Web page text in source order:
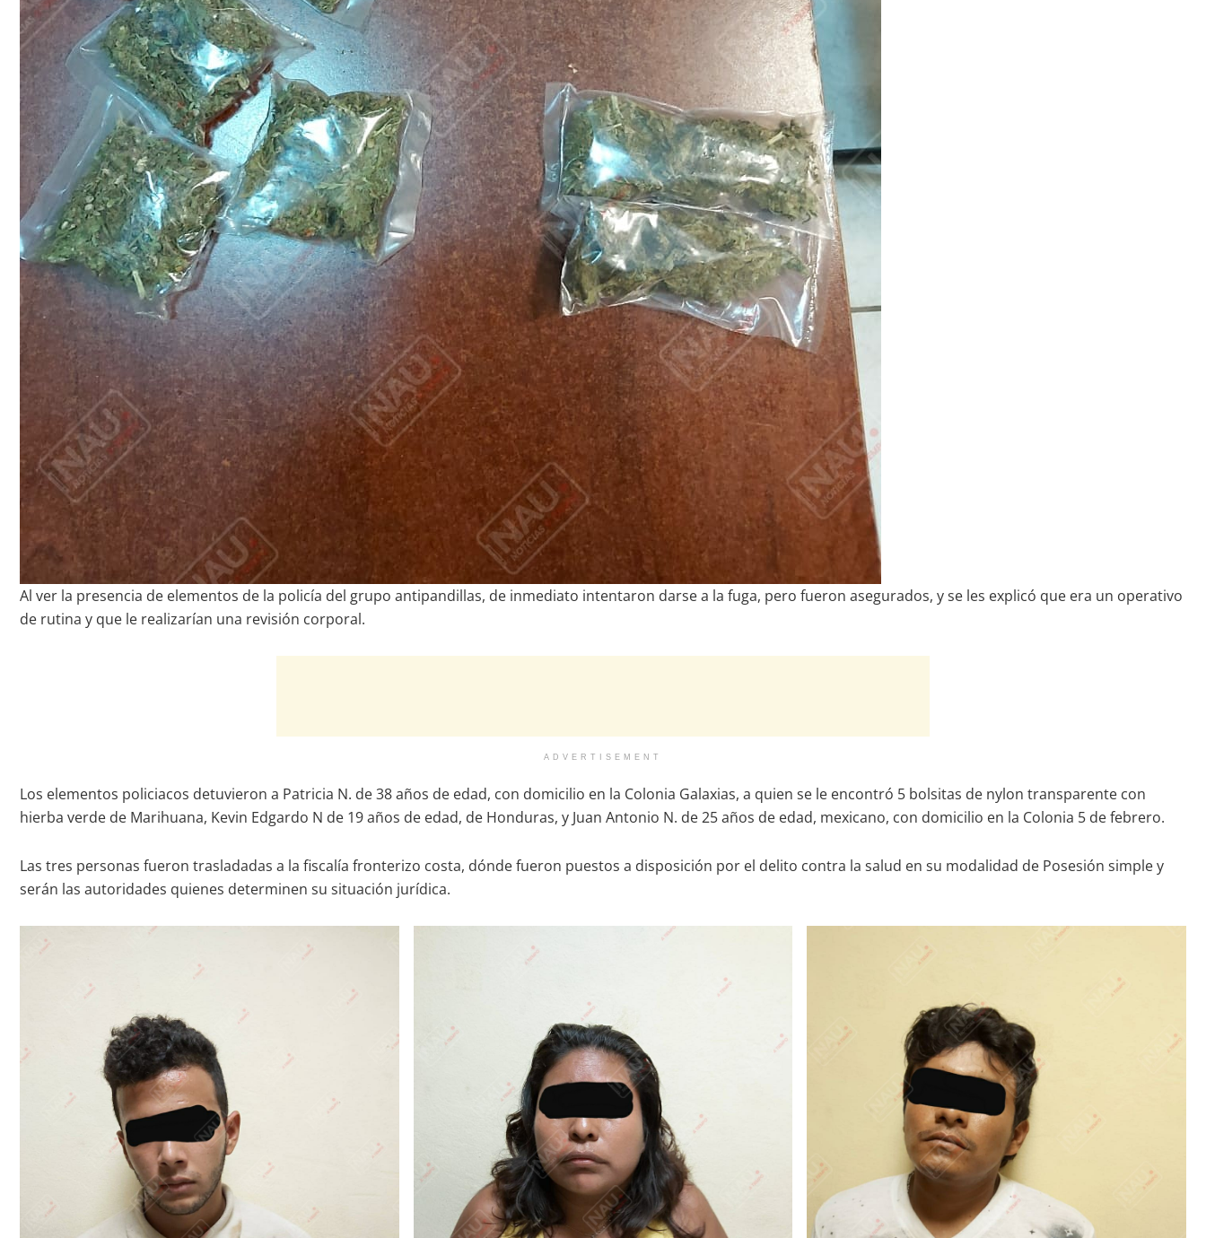
Al ver la presencia de elementos de la policía del grupo antipandillas, de inmediato intentaron darse a la fuga, pero fueron asegurados, y se les explicó que era un operativo
de rutina y que le realizarían una revisión corporal.
ADVERTISEMENT
Los elementos policiacos detuvieron a Patricia N. de 38 años de edad, con domicilio en la Colonia Galaxias, a quien se le encontró 5 bolsitas de nylon transparente con
hierba verde de Marihuana, Kevin Edgardo N de 19 años de edad, de Honduras, y Juan Antonio N. de 25 años de edad, mexicano, con domicilio en la Colonia 5 de febrero.
Las tres personas fueron trasladadas a la fiscalía fronterizo costa, dónde fueron puestos a disposición por el delito contra la salud en su modalidad de Posesión simple y
serán las autoridades quienes determinen su situación jurídica.